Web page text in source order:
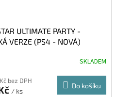
ULTIMATE PARTY -
VERZE (PS4 - NOVÁ)
SKLADEM
bez DPH
/ ks
Do košíku